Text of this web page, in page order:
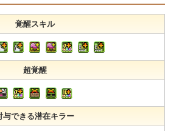
覚醒スキル
超覚醒
与できる潜在キラー